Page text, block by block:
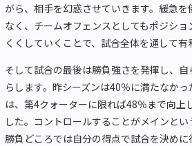
がら、相手を幻惑させていきます。緩急
なく、チームオフェンスとしてもポジシ
くくしていくことで、試合全体を通して有
そして試合の最後は勝負強さを発揮し、
らします。昨シーズンは40％に満たなか
は、第4クォーターに限れば48％まで向上
した。コントロールすることがメインとい
勝負どころでは自分の得点で試合を決め